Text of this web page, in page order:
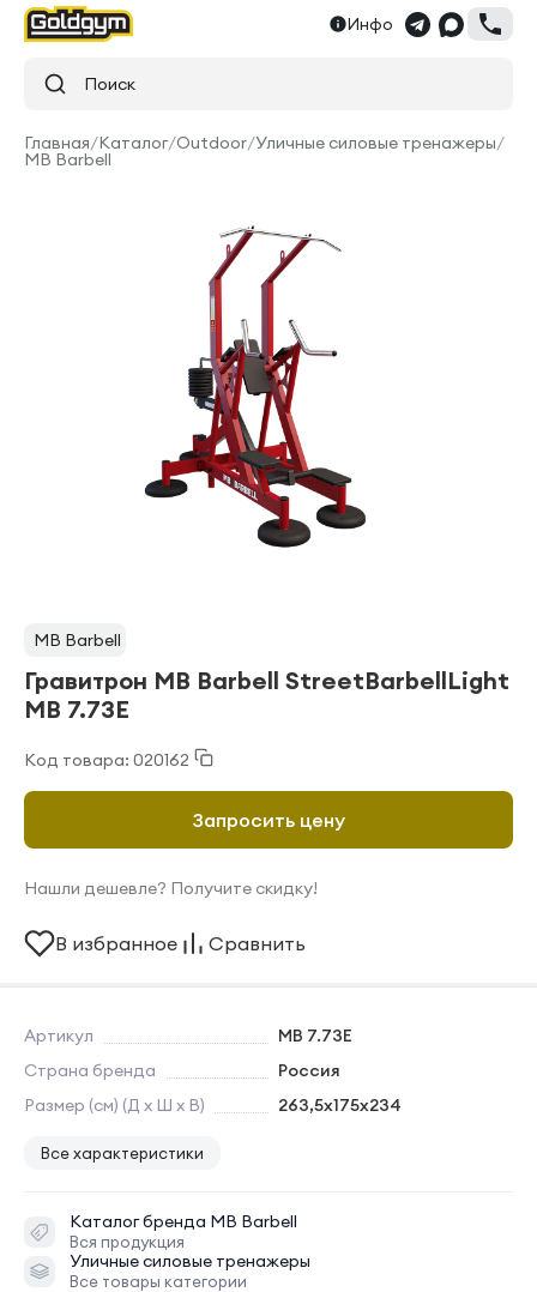
Инфо
Поиск
Главная/Каталог/Outdoor/Уличные силовые тренажеры/
MB Barbell
MB Barbell
Гравитрон MB Barbell StreetBarbellLight
MB 7.73E
Код товара: 020162
Артикул
MB 7.73E
Страна бренда
Россия
Размер (см) (Д х Ш х В)
263,5х175х234
Все характеристики
Каталог бренда MB Barbell
Вся продукция
Уличные силовые тренажеры
Все товары категории
Запросить цену
Нашли дешевле? Получите скидку!
В избранное Сравнить